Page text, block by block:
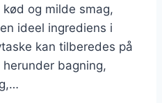
og milde smag,
ideel ingrediens i
kan tilberedes på
bagning,